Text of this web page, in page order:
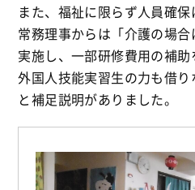
また、福祉に限らず人員確
常務理事からは「介護の場
実施し、一部研修費用の補助
外国人技能実習生の力も借り
と補足説明がありました。